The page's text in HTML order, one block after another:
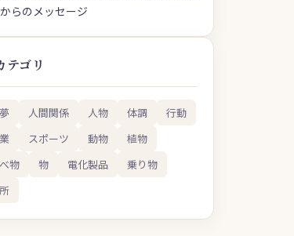
からのメッセージ
テゴリ
人間関係 人物 体調
行動
スポーツ 動物
植物
物
物 電化製品
乗り物